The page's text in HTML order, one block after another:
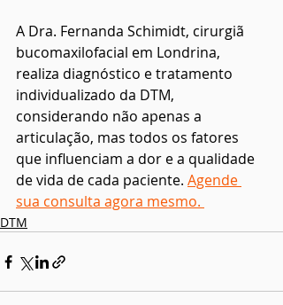
A Dra. Fernanda Schimidt, cirurgiã
bucomaxilofacial em Londrina,
realiza diagnóstico e tratamento
individualizado da DTM,
considerando não apenas a
articulação, mas todos os fatores
que influenciam a dor e a qualidade
de vida de cada paciente. Agende
sua consulta agora mesmo.
DTM